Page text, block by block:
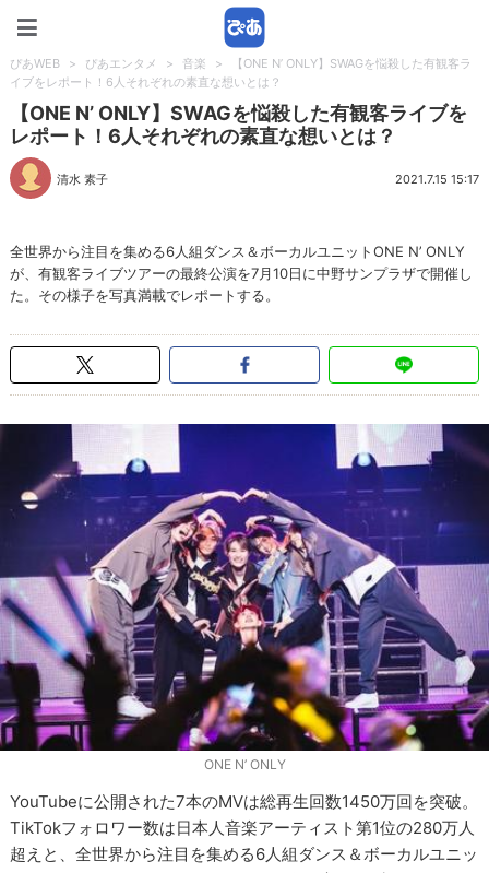
ぴあWEB > ぴあエンタメ > 音楽 >
【ONE N’ ONLY】SWAGを悩殺した有観客ラ
イブをレポート！6人それぞれの素直な想いとは？
【ONE N’ ONLY】SWAGを悩殺した有観客ライブを
レポート！6人それぞれの素直な想いとは？
清水 素子 2021.7.15 15:17
全世界から注目を集める6人組ダンス＆ボーカルユニットONE N’ ONLY
が、有観客ライブツアーの最終公演を7月10日に中野サンプラザで開催し
た。その様子を写真満載でレポートする。
ONE N’ ONLY
YouTubeに公開された7本のMVは総再生回数1450万回を突破。
TikTokフォロワー数は日本人音楽アーティスト第1位の280万人
超えと、全世界から注目を集める6人組ダンス＆ボーカルユニッ